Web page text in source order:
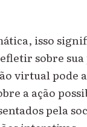
isso
sobre
virtual pode
a ação
pela